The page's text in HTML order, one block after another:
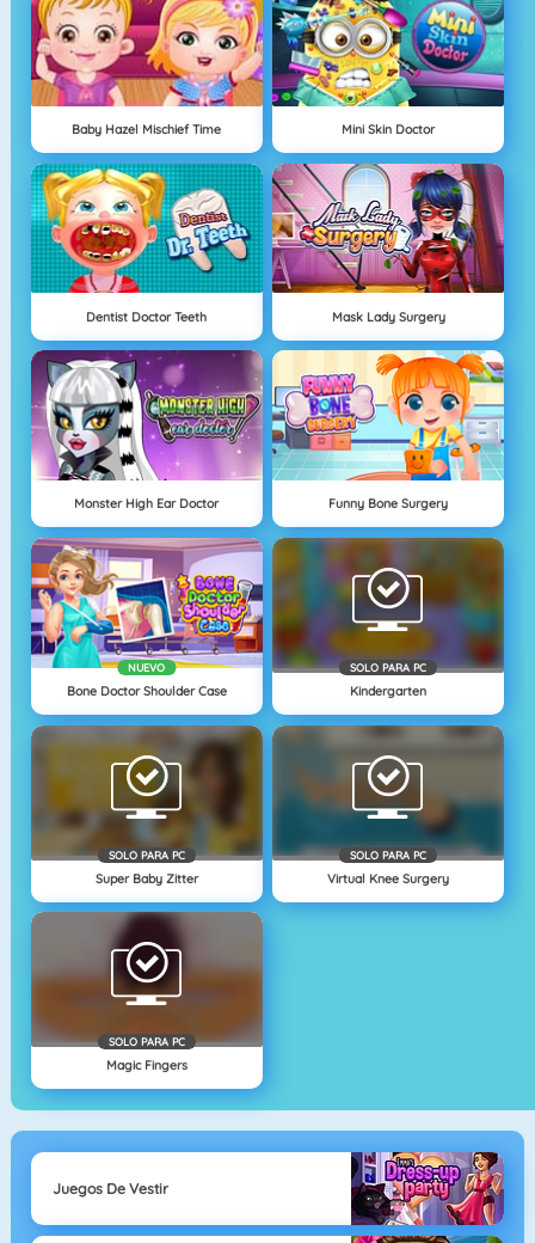
Baby Hazel Mischief Time Mini Skin Doctor
Dentist Doctor Teeth Mask Lady Surgery
Monster High Ear Doctor Funny Bone Surgery
NUEVO
Bone Doctor Shoulder Case
SOLO PARA PC
Kindergarten
SOLO PARA PC
Super Baby Zitter
SOLO PARA PC
Virtual Knee Surgery
SOLO PARA PC
Magic Fingers
Juegos De Vestir